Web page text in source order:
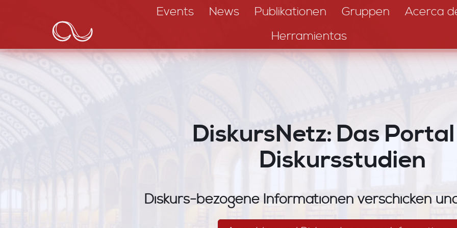
navigation
Events News Publikationen Gruppen
Acerca
Herramientas
DiskursNetz: Das
Diskursstudien
Diskurs-bezogene Informationen verschicken